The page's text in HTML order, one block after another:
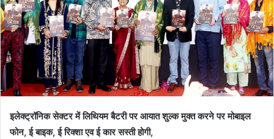
इलेक्ट्रॉनिक सेक्टर में लिथियम बैटरी पर आयात शुल्क मुक्त करने पर मोबाइल
फोन, ई बाइक, ई रिक्शा एव ई कार सस्ती होगी,